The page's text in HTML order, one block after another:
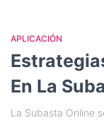
APLICACIÓN
En La
La Subasta Online